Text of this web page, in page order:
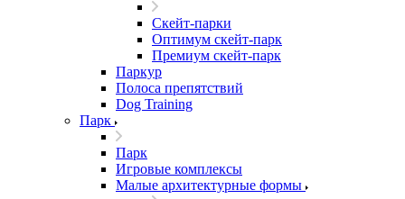
Скейт-парки
Оптимум скейт-парк
Премиум скейт-парк
Паркур
Полоса препятствий
Dog Training
Парк
Парк
Игровые комплексы
Малые архитектурные формы